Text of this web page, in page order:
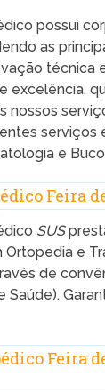
possui
as
técnica
excelência,
nossos
serviços
e
Feira
SUS
e
de
Saúde).
Feira